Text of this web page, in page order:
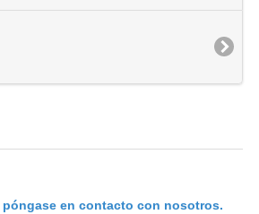
póngase en contacto con nosotros.